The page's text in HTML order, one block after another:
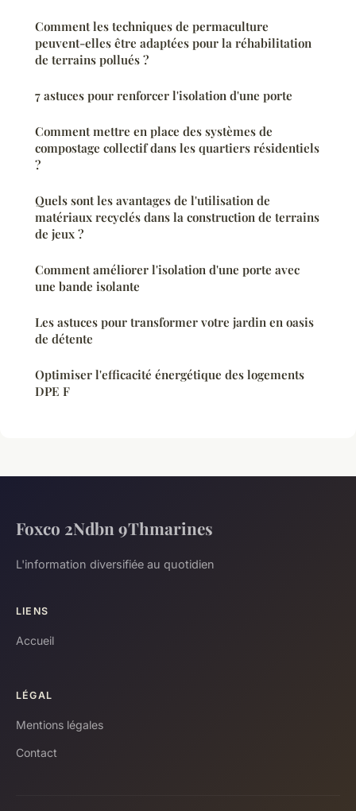
Comment les techniques de permaculture
peuvent-elles être adaptées pour la réhabilitation
de terrains pollués ?
7 astuces pour renforcer l'isolation d'une porte
Comment mettre en place des systèmes de
compostage collectif dans les quartiers résidentiels
?
Quels sont les avantages de l'utilisation de
matériaux recyclés dans la construction de terrains
de jeux ?
Comment améliorer l'isolation d'une porte avec
une bande isolante
Les astuces pour transformer votre jardin en oasis
de détente
Optimiser l'efficacité énergétique des logements
DPE F
Foxco 2Ndbn 9Thmarines
L'information diversifiée au quotidien
LIENS
Accueil
LÉGAL
Mentions légales
Contact